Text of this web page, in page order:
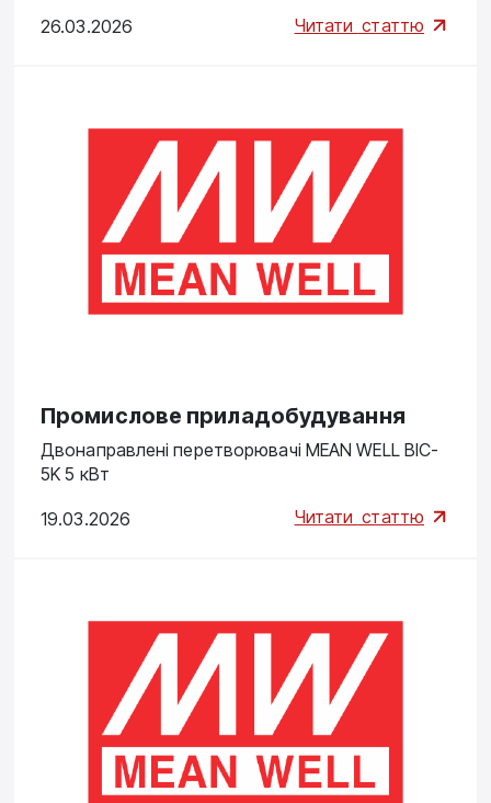
26.03.2026 Читати статтю
Промислове приладобудування
Двонаправлені перетворювачі MEAN WELL BIC-
5K 5 кВт
19.03.2026 Читати статтю